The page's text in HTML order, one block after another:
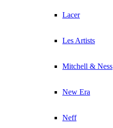
Lacer
Les Artists
Mitchell & Ness
New Era
Neff